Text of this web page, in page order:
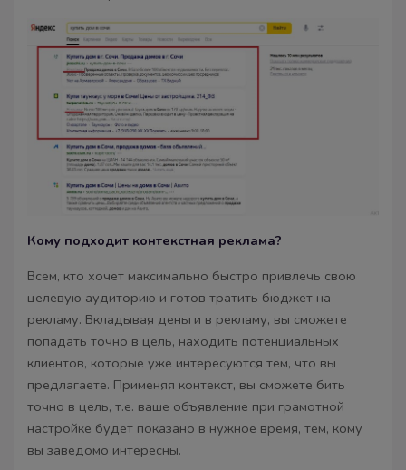
Кому подходит контекстная реклама?
Всем, кто хочет максимально быстро привлечь свою
целевую аудиторию и готов тратить бюджет на
рекламу. Вкладывая деньги в рекламу, вы сможете
попадать точно в цель, находить потенциальных
клиентов, которые уже интересуются тем, что вы
предлагаете. Применяя контекст, вы сможете бить
точно в цель, т.е. ваше объявление при грамотной
настройке будет показано в нужное время, тем, кому
вы заведомо интересны.